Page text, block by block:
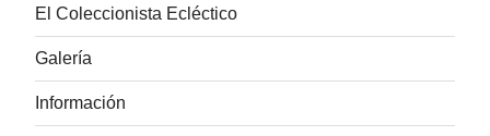
El Coleccionista Ecléctico
Galería
Información